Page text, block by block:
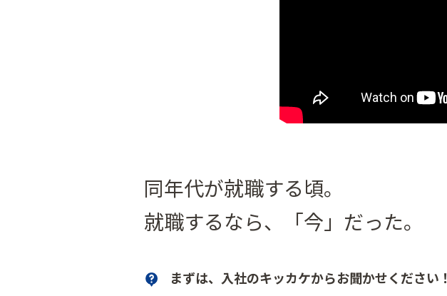
同年代が就職する頃。
就職するなら、「今」だった。
まずは、入社のキッカケからお聞かせください！